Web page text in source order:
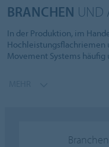
BRANCHEN UND
In der Produktion, im
Hochleistungsflachriemen
Movement Systems